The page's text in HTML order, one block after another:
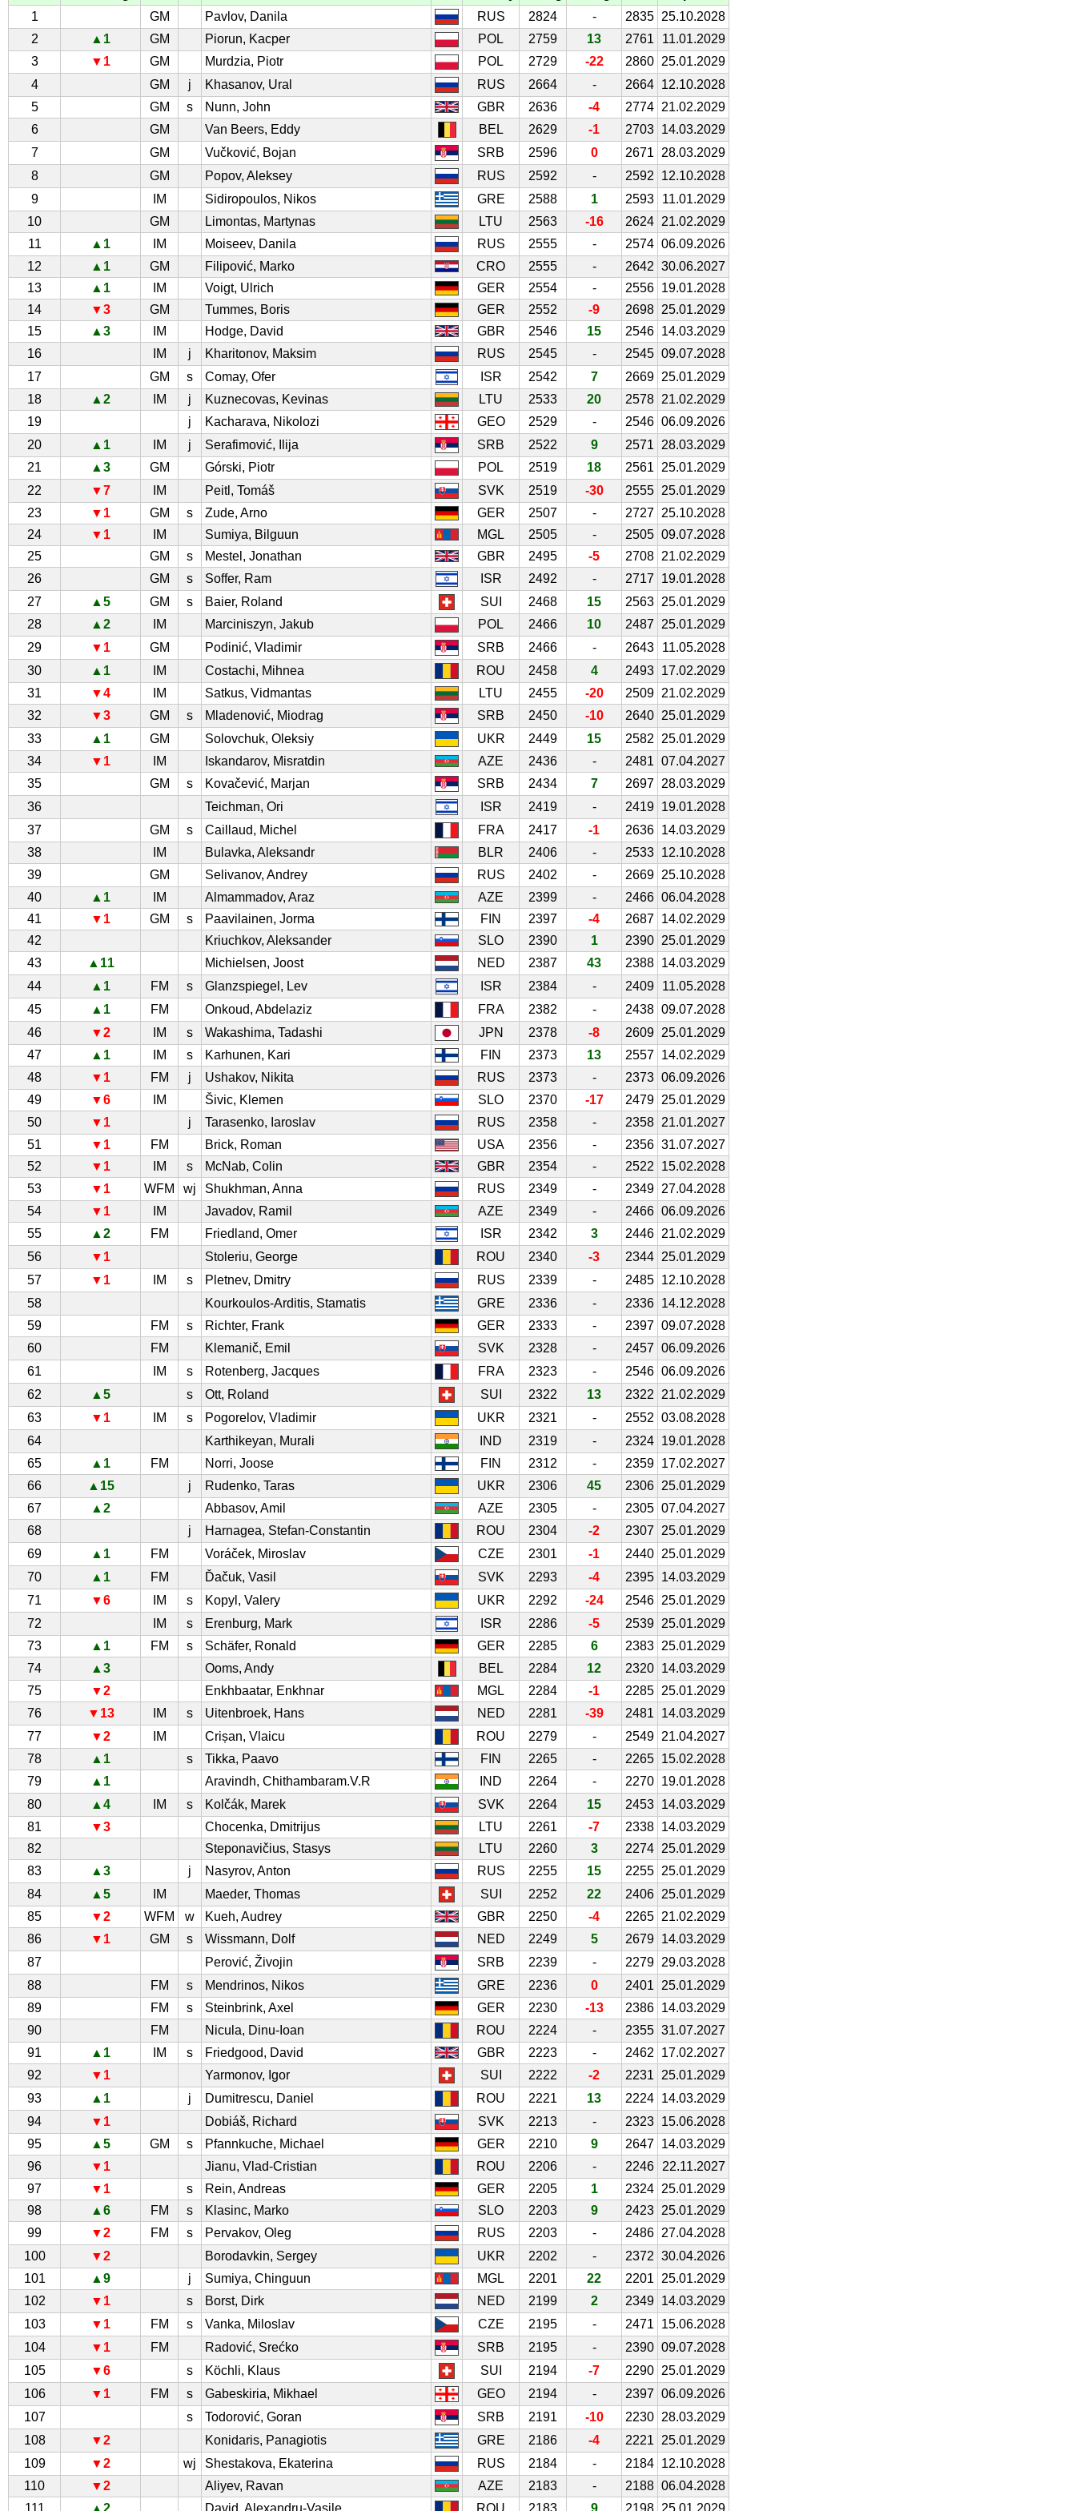
1
GM Pavlov, Danila RUS 2824 - 2835 25.10.2028
2
▲1 GM Piorun, Kacper POL 2759 13 2761
11.01.2029
3
▼1 GM Murdzia, Piotr POL 2729 -22 2860 25.01.2029
4
GM j Khasanov, Ural RUS 2664 - 2664 12.10.2028
5
GM s Nunn, John GBR 2636 -4 2774 21.02.2029
6
GM Van Beers, Eddy BEL 2629 -1 2703 14.03.2029
7
GM Vučković, Bojan SRB 2596 0 2671
28.03.2029
8
GM Popov, Aleksey RUS 2592 - 2592
12.10.2028
9
IM Sidiropoulos, Nikos GRE 2588 1 2593
11.01.2029
10
GM Limontas, Martynas LTU 2563 -16 2624 21.02.2029
11
▲1 IM Moiseev, Danila RUS 2555 - 2574 06.09.2026
12
▲1 GM Filipović, Marko CRO 2555 - 2642 30.06.2027
13
▲1 IM Voigt, Ulrich GER 2554 - 2556 19.01.2028
14
▼3 GM Tummes, Boris GER 2552 -9 2698 25.01.2029
15
▲3 IM Hodge, David GBR 2546 15 2546 14.03.2029
16
IM j Kharitonov, Maksim RUS 2545 - 2545 09.07.2028
17
GM s Comay, Ofer ISR 2542 7 2669 25.01.2029
18
▲2 IM j Kuznecovas, Kevinas LTU 2533 20 2578 21.02.2029
19
j Kacharava, Nikolozi GEO 2529 - 2546 06.09.2026
20
▲1 IM j Serafimović, Ilija SRB 2522 9 2571
28.03.2029
21
▲3 GM Górski, Piotr POL 2519 18 2561
25.01.2029
22
▼7 IM Peitl, Tomáš SVK 2519 -30 2555 25.01.2029
23
▼1 GM s Zude, Arno GER 2507 - 2727 25.10.2028
24
▼1 IM Sumiya, Bilguun MGL 2505 - 2505 09.07.2028
25
GM s Mestel, Jonathan GBR 2495 -5 2708 21.02.2029
26
GM s Soffer, Ram ISR 2492 - 2717
19.01.2028
27
▲5 GM s Baier, Roland SUI 2468 15 2563 25.01.2029
28
▲2 IM Marciniszyn, Jakub POL 2466 10 2487
25.01.2029
29
▼1 GM Podinić, Vladimir SRB 2466 - 2643
11.05.2028
30
▲1 IM Costachi, Mihnea ROU 2458 4 2493 17.02.2029
31
▼4 IM Satkus, Vidmantas LTU 2455 -20 2509 21.02.2029
32
▼3 GM s Mladenović, Miodrag SRB 2450 -10 2640 25.01.2029
33
▲1 GM Solovchuk, Oleksiy UKR 2449 15 2582
25.01.2029
34
▼1 IM Iskandarov, Misratdin AZE 2436 - 2481 07.04.2027
35
GM s Kovačević, Marjan SRB 2434 7 2697 28.03.2029
36
Teichman, Ori ISR 2419 - 2419 19.01.2028
37
GM s Caillaud, Michel FRA 2417 -1 2636 14.03.2029
38
IM Bulavka, Aleksandr BLR 2406 - 2533 12.10.2028
39
GM Selivanov, Andrey RUS 2402 - 2669 25.10.2028
40
▲1 IM Almammadov, Araz AZE 2399 - 2466 06.04.2028
41
▼1 GM s Paavilainen, Jorma FIN 2397 -4 2687 14.02.2029
42
Kriuchkov, Aleksander SLO 2390 1 2390 25.01.2029
43
▲11 Michielsen, Joost NED 2387 43 2388 14.03.2029
44
▲1 FM s Glanzspiegel, Lev ISR 2384 - 2409
11.05.2028
45
▲1 FM Onkoud, Abdelaziz FRA 2382 - 2438 09.07.2028
46
▼2 IM s Wakashima, Tadashi JPN 2378 -8 2609 25.01.2029
47
▲1 IM s Karhunen, Kari FIN 2373 13 2557 14.02.2029
48
▼1 FM j Ushakov, Nikita RUS 2373 - 2373 06.09.2026
49
▼6 IM Šivic, Klemen SLO 2370 -17 2479 25.01.2029
50
▼1 j Tarasenko, Iaroslav RUS 2358 - 2358 21.01.2027
51
▼1 FM Brick, Roman USA 2356 - 2356 31.07.2027
52
▼1 IM s McNab, Colin GBR 2354 - 2522
15.02.2028
53
▼1 WFM wj Shukhman, Anna RUS 2349 - 2349 27.04.2028
54
▼1 IM Javadov, Ramil AZE 2349 - 2466 06.09.2026
55
▲2 FM Friedland, Omer ISR 2342 3 2446 21.02.2029
56
▼1 Stoleriu, George ROU 2340 -3 2344 25.01.2029
57
▼1 IM s Pletnev, Dmitry RUS 2339 - 2485 12.10.2028
58
Kourkoulos-Arditis, Stamatis GRE 2336 - 2336 14.12.2028
59
FM s Richter, Frank GER 2333 - 2397 09.07.2028
60
FM Klemanič, Emil SVK 2328 - 2457 06.09.2026
61
IM s Rotenberg, Jacques FRA 2323 - 2546 06.09.2026
62
▲5 s Ott, Roland SUI 2322 13 2322
21.02.2029
63
▼1 IM s Pogorelov, Vladimir UKR 2321 - 2552 03.08.2028
64
Karthikeyan, Murali IND 2319 - 2324 19.01.2028
65
▲1 FM Norri, Joose FIN 2312 - 2359 17.02.2027
66
▲15 j Rudenko, Taras UKR 2306 45 2306 25.01.2029
67
▲2 Abbasov, Amil AZE 2305 - 2305 07.04.2027
68
j Harnagea, Stefan-Constantin ROU 2304 -2 2307
25.01.2029
69
▲1 FM Voráček, Miroslav CZE 2301 -1 2440 25.01.2029
70
▲1 FM Ďačuk, Vasil SVK 2293 -4 2395 14.03.2029
71
▼6 IM s Kopyl, Valery UKR 2292 -24 2546 25.01.2029
72
IM s Erenburg, Mark ISR 2286 -5 2539 25.01.2029
73
▲1 FM s Schäfer, Ronald GER 2285 6 2383 25.01.2029
74
▲3 Ooms, Andy BEL 2284 12 2320 14.03.2029
75
▼2 Enkhbaatar, Enkhnar MGL 2284 -1 2285 25.01.2029
76
▼13 IM s Uitenbroek, Hans NED 2281 -39 2481
14.03.2029
77
▼2 IM Crișan, Vlaicu ROU 2279 - 2549 21.04.2027
78
▲1 s Tikka, Paavo FIN 2265 - 2265 15.02.2028
79
▲1 Aravindh, Chithambaram.V.R IND 2264 - 2270 19.01.2028
80
▲4 IM s Kolčák, Marek SVK 2264 15 2453 14.03.2029
81
▼3 Chocenka, Dmitrijus LTU 2261 -7 2338 14.03.2029
82
Steponavičius, Stasys LTU 2260 3 2274 25.01.2029
83
▲3 j Nasyrov, Anton RUS 2255 15 2255 25.01.2029
84
▲5 IM Maeder, Thomas SUI 2252 22 2406 25.01.2029
85
▼2 WFM w Kueh, Audrey GBR 2250 -4 2265 21.02.2029
86
▼1 GM s Wissmann, Dolf NED 2249 5 2679 14.03.2029
87
Perović, Živojin SRB 2239 - 2279 29.03.2028
88
FM s Mendrinos, Nikos GRE 2236 0 2401
25.01.2029
89
FM s Steinbrink, Axel GER 2230 -13 2386 14.03.2029
90
FM Nicula, Dinu-Ioan ROU 2224 - 2355 31.07.2027
91
▲1 IM s Friedgood, David GBR 2223 - 2462
17.02.2027
92
▼1 Yarmonov, Igor SUI 2222 -2 2231
25.01.2029
93
▲1 j Dumitrescu, Daniel ROU 2221 13 2224 14.03.2029
94
▼1 Dobiáš, Richard SVK 2213 - 2323 15.06.2028
95
▲5 GM s Pfannkuche, Michael GER 2210 9 2647 14.03.2029
96
▼1 Jianu, Vlad-Cristian ROU 2206 - 2246
22.11.2027
97
▼1 s Rein, Andreas GER 2205 1 2324 25.01.2029
98
▲6 FM s Klasinc, Marko SLO 2203 9 2423 25.01.2029
99
▼2 FM s Pervakov, Oleg RUS 2203 - 2486 27.04.2028
100
▼2 Borodavkin, Sergey UKR 2202 - 2372 30.04.2026
101
▲9 j Sumiya, Chinguun MGL 2201 22 2201
25.01.2029
102
▼1 s Borst, Dirk NED 2199 2 2349 14.03.2029
103
▼1 FM s Vanka, Miloslav CZE 2195 - 2471
15.06.2028
104
▼1 FM Radović, Srećko SRB 2195 - 2390 09.07.2028
105
▼6 s Köchli, Klaus SUI 2194 -7 2290 25.01.2029
106
▼1 FM s Gabeskiria, Mikhael GEO 2194 - 2397 06.09.2026
107
s Todorović, Goran SRB 2191 -10 2230 28.03.2029
108
▼2 Konidaris, Panagiotis GRE 2186 -4 2221
25.01.2029
109
▼2 wj Shestakova, Ekaterina RUS 2184 - 2184 12.10.2028
110
▼2 Aliyev, Ravan AZE 2183 - 2188 06.04.2028
111
▲2 David, Alexandru-Vasile ROU 2183 9 2198 25.01.2029